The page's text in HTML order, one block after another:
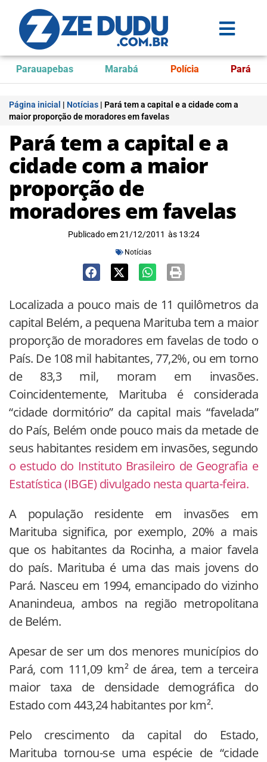
Parauapebas Marabá Polícia Pará
Página inicial | Notícias | Pará tem a capital e a cidade com a
maior proporção de moradores em favelas
Pará tem a capital e a
cidade com a maior
proporção de
moradores em favelas
Publicado em 21/12/2011 às 13:24
Notícias
Localizada a pouco mais de 11 quilômetros da
capital Belém, a pequena Marituba tem a maior
proporção de moradores em favelas de todo o
País. De 108 mil habitantes, 77,2%, ou em torno
de 83,3 mil, moram em invasões.
Coincidentemente, Marituba é considerada
“cidade dormitório” da capital mais “favelada”
do País, Belém onde pouco mais da metade de
seus habitantes residem em invasões, segundo
o estudo do Instituto Brasileiro de Geografia e
Estatística (IBGE) divulgado nesta quarta-feira.
A população residente em invasões em
Marituba significa, por exemplo, 20% a mais
que os habitantes da Rocinha, a maior favela
do país. Marituba é uma das mais jovens do
Pará. Nasceu em 1994, emancipado do vizinho
Ananindeua, ambos na região metropolitana
de Belém.
Apesar de ser um dos menores municípios do
Pará, com 111,09 km² de área, tem a terceira
maior taxa de densidade demográfica do
Estado com 443,24 habitantes por km².
Pelo crescimento da capital do Estado,
Marituba tornou-se uma espécie de “cidade